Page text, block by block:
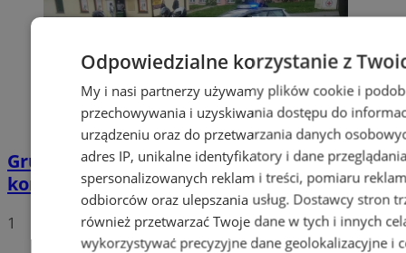
Grupa motocyklistów zatrzymała
kompletnie pijanego mężczyznę
1
Odpowiedzialne korzystanie z
My i nasi partnerzy używamy plików cookie i
przechowywania i uzyskiwania dostępu do
urządzeniu oraz do przetwarzania danych
adres IP, unikalne identyfikatory i dane
spersonalizowanych reklam i treści, pomiaru
odbiorców oraz ulepszania usług. Dostawcy stron
również przetwarzać Twoje dane w tych i innych
wykorzystywać precyzyjne dane geolokalizacyjne i